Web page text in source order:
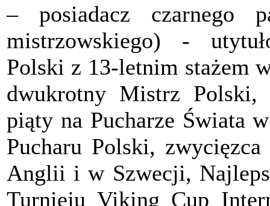
– posiadacz czarnego
mistrzowskiego) -
Polski z 13-letnim stażem
dwukrotny Mistrz Polski,
piąty na Pucharze Świata
Pucharu Polski,
Anglii i w Szwecji,
Turnieju Viking Cup